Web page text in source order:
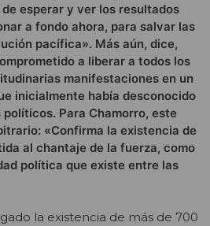
esperar y ver los resultados
a fondo ahora, para salvar las
pacífica». Más aún, dice,
a liberar a todos los
manifestaciones en un
inicialmente había desconocido
Para Chamorro, este
«Confirma la existencia de
al chantaje de la fuerza, como
política que existe entre las
la existencia de más de 700